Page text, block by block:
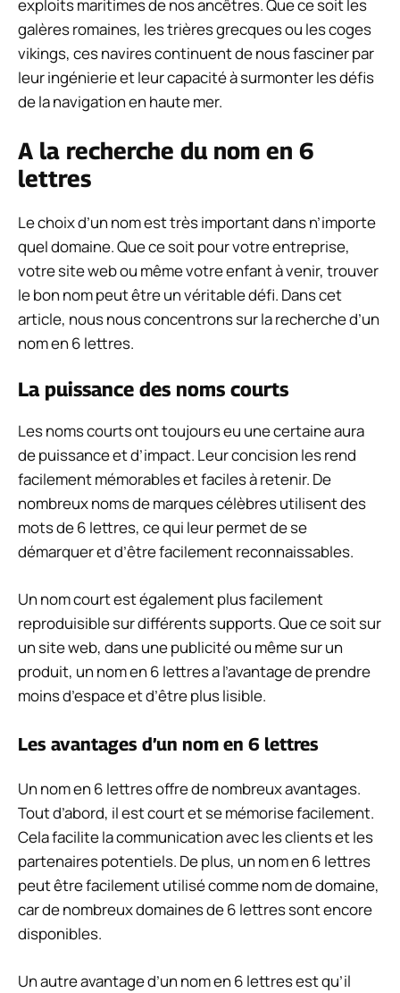
exploits maritimes de nos ancêtres. Que ce soit les
galères romaines, les trières grecques ou les coges
vikings, ces navires continuent de nous fasciner par
leur ingénierie et leur capacité à surmonter les défis
de la navigation en haute mer.
A la recherche du nom en 6
lettres
Le choix d’un nom est très important dans n’importe
quel domaine. Que ce soit pour votre entreprise,
votre site web ou même votre enfant à venir, trouver
le bon nom peut être un véritable défi. Dans cet
article, nous nous concentrons sur la recherche d’un
nom en 6 lettres.
La puissance des noms courts
Les noms courts ont toujours eu une certaine aura
de puissance et d’impact. Leur concision les rend
facilement mémorables et faciles à retenir. De
nombreux noms de marques célèbres utilisent des
mots de 6 lettres, ce qui leur permet de se
démarquer et d’être facilement reconnaissables.
Un nom court est également plus facilement
reproduisible sur différents supports. Que ce soit sur
un site web, dans une publicité ou même sur un
produit, un nom en 6 lettres a l’avantage de prendre
moins d’espace et d’être plus lisible.
Les avantages d’un nom en 6 lettres
Un nom en 6 lettres offre de nombreux avantages.
Tout d’abord, il est court et se mémorise facilement.
Cela facilite la communication avec les clients et les
partenaires potentiels. De plus, un nom en 6 lettres
peut être facilement utilisé comme nom de domaine,
car de nombreux domaines de 6 lettres sont encore
disponibles.
Un autre avantage d’un nom en 6 lettres est qu’il